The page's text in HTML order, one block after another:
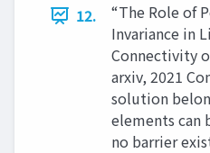
12.
“The Role of
Invariance in
Connectivity
arxiv, 2021
solution
elements can
no barrier